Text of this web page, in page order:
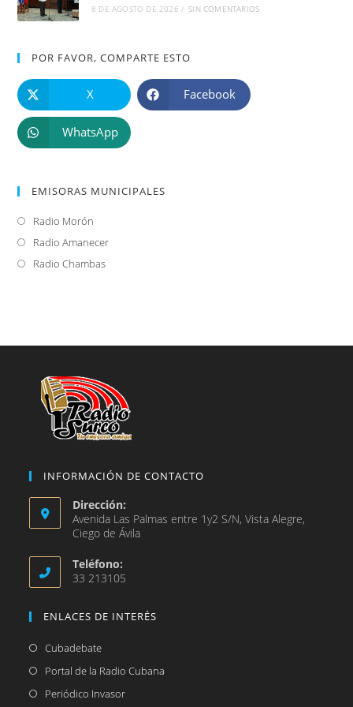
8 DE AGOSTO DE 2026 / SIN COMENTARIOS
POR FAVOR, COMPARTE ESTO
X Facebook
WhatsApp
EMISORAS MUNICIPALES
Radio Morón
abre
en
Radio AmanecerSe
Radio ChambasSe
nueva
INFORMACIÓN DE CONTACTO
Dirección:
Avenida Las Palmas entre 1y2 S/N, Vista Alegre,
Ciego de Ávila
Teléfono:
33 213105
ENLACES DE INTERÉS
CubadebateSe
abre
Portal de la Radio Cubana
Periódico InvasorSe